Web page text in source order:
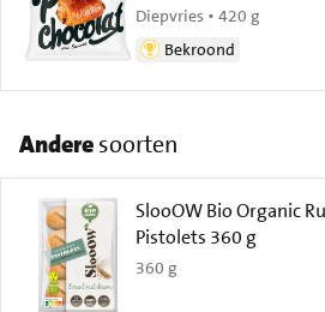
Diepvries • 420 g
Bekroond
Anderesoorten
SlooOW Bio Organic
Pistolets 360 g
360 g